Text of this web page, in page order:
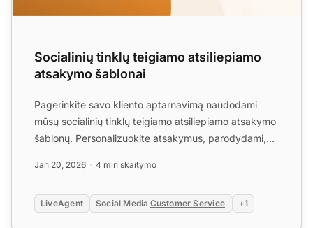
Socialinių tinklų teigiamo atsiliepiamo
atsakymo šablonai
Pagerinkite savo kliento aptarnavimą naudodami
mūsų socialinių tinklų teigiamo atsiliepiamo atsakymo
šablonų. Personalizuokite atsakymus, parodydami,
Jan 20, 2026 4 min skaitymo
LiveAgent Social Media Customer Service +1